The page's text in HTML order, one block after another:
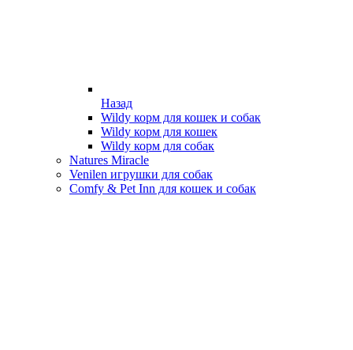
Назад
Wildy корм для кошек и собак
Wildy корм для кошек
Wildy корм для собак
Natures Miracle
Venilen игрушки для собак
Comfy & Pet Inn для кошек и собак